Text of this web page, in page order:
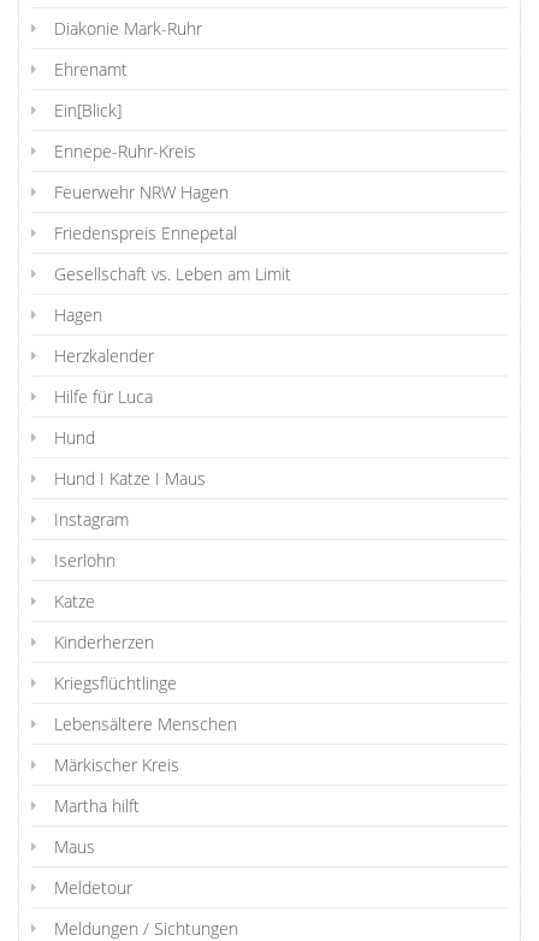
Diakonie Mark-Ruhr
Ehrenamt
Ein[Blick]
Ennepe-Ruhr-Kreis
Feuerwehr NRW Hagen
Friedenspreis Ennepetal
Gesellschaft vs. Leben am Limit
Hagen
Herzkalender
Hilfe für Luca
Hund
Hund I Katze I Maus
Instagram
Iserlohn
Katze
Kinderherzen
Kriegsflüchtlinge
Lebensältere Menschen
Märkischer Kreis
Martha hilft
Maus
Meldetour
Meldungen / Sichtungen